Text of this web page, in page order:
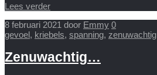
Lees verder
8 februari 2021 door Emmy 0
gevoel, kriebels, spanning, zenuwachtig
Zenuwachtig…